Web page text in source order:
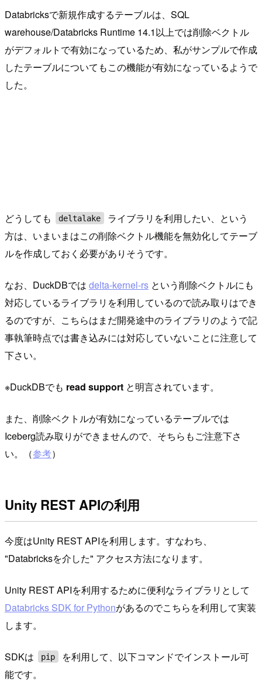
Databricksで新規作成するテーブルは、SQL
warehouse/Databricks Runtime 14.1以上では削除ベクトル
がデフォルトで有効になっているため、私がサンプルで作成
したテーブルについてもこの機能が有効になっているようで
した。
どうしても deltalake
ライブラリを利用したい、という
方は、いまいまはこの削除ベクトル機能を無効化してテーブ
ルを作成しておく必要がありそうです。
なお、DuckDBでは delta-kernel-rs という削除ベクトルにも
対応しているライブラリを利用しているので読み取りはでき
るのですが、こちらはまだ開発途中のライブラリのようで記
事執筆時点では書き込みには対応していないことに注意して
下さい。
※DuckDBでも read support と明言されています。
また、削除ベクトルが有効になっているテーブルでは
Iceberg読み取りができませんので、そちらもご注意下さ
い。（参考）
Unity REST APIの利用
今度はUnity REST APIを利用します。すなわち、
"Databricksを介した" アクセス方法になります。
Unity REST APIを利用するために便利なライブラリとして
Databricks SDK for Pythonがあるのでこちらを利用して実装
します。
SDKは pip
を利用して、以下コマンドでインストール可
能です。